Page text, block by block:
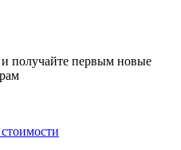
получайте первым новые